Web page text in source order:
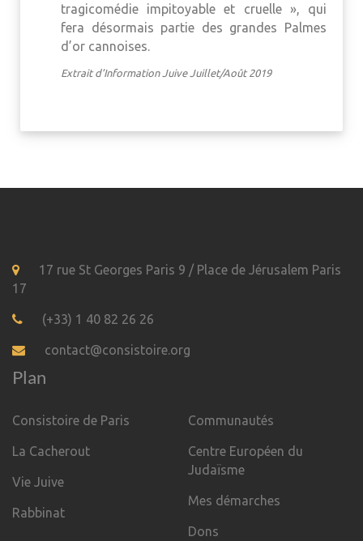
tragicomédie impitoyable et cruelle », qui
fera désormais partie des grandes Palmes
d’or cannoises.
Extrait d’Information Juive Juillet/Août 2019
17 rue St Georges Paris 9 / Place de Jérusalem Paris
17
(+33) 1 40 82 26 26
contact@consistoire.org
Plan
Consistoire de Paris
La Cacherout
Vie Juive
Rabbinat
Communautés
Centre Européen du
Judaïsme
Mes démarches
Dons